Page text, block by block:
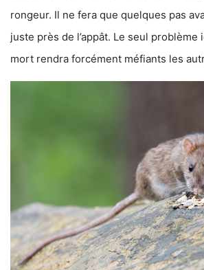
rongeur. Il ne fera que quelques pas
juste près de l’appât. Le seul problème
mort rendra forcément méfiants les